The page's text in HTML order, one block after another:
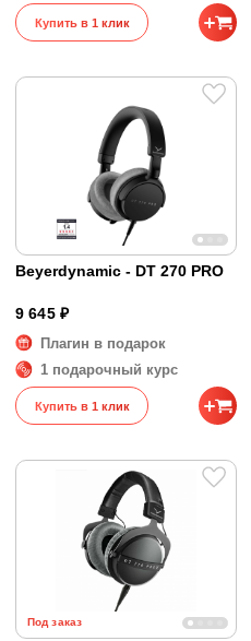
Купить в 1 клик
Beyerdynamic - DT 270 PRO
9 645 ₽
Плагин в подарок
1 подарочный курс
Купить в 1 клик
Под заказ